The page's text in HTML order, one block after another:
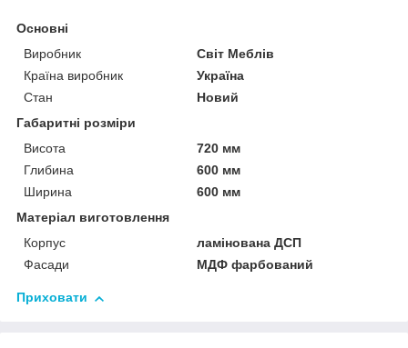
Основні
Виробник
Світ Меблів
Країна виробник
Україна
Стан
Новий
Габаритні розміри
Висота
720 мм
Глибина
600 мм
Ширина
600 мм
Матеріал виготовлення
Корпус
ламінована ДСП
Фасади
МДФ фарбований
Приховати